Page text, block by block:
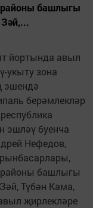
районы башлыгы
йортында авыл
укыту зона
эшендә
берәмлекләр
эшләү буенча
Нефедов,
районы башлыгы
Түбән Кама,
җирлекләре